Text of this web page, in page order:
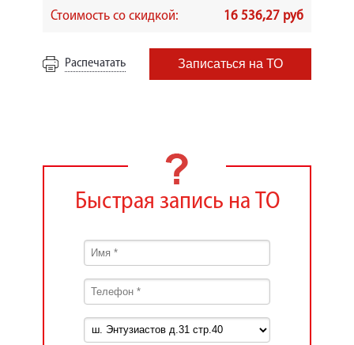
Стоимость со скидкой: 16 536,27 руб
Распечатать Записаться на ТО
Быстрая запись на ТО